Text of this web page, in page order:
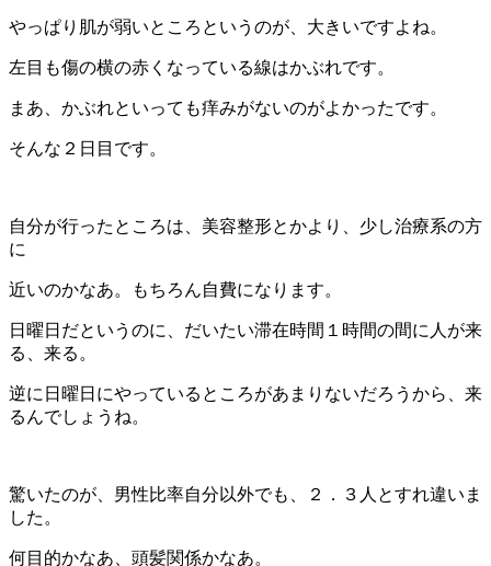
やっぱり肌が弱いところというのが、大きいですよね。
左目も傷の横の赤くなっている線はかぶれです。
まあ、かぶれといっても痒みがないのがよかったです。
そんな２日目です。
自分が行ったところは、美容整形とかより、少し治療系の方
に
近いのかなあ。もちろん自費になります。
日曜日だというのに、だいたい滞在時間１時間の間に人が来
る、来る。
逆に日曜日にやっているところがあまりないだろうから、来
るんでしょうね。
驚いたのが、男性比率自分以外でも、２．３人とすれ違いま
した。
何目的かなあ、頭髪関係かなあ。